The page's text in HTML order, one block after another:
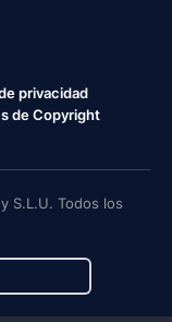
privacidad
de Copyright
S.L.U. Todos los